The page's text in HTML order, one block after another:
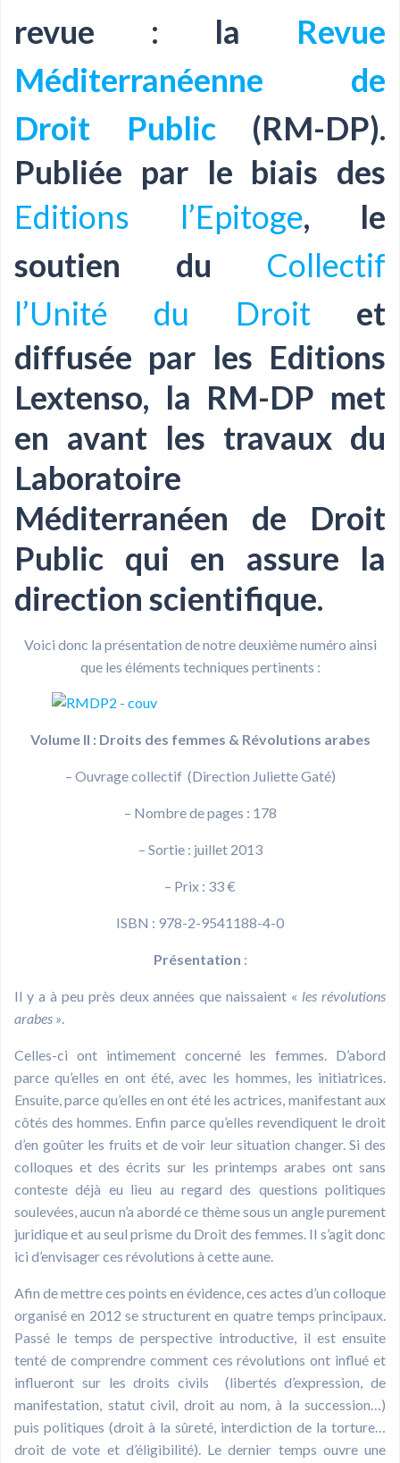
revue : la Revue
Méditerranéenne de
Droit Public(RM-DP).
Publiée par le biais des
Editions l’Epitoge, le
soutien du Collectif
l’Unité du Droitet
diffusée par les Editions
Lextenso, la RM-DP met
en avant les travaux du
Laboratoire
Méditerranéen de Droit
Public qui en assure la
direction scientifique.
Voici donc la présentation de notre deuxième numéro ainsi
que les éléments techniques pertinents :
Volume II : Droits des femmes & Révolutions arabes
– Ouvrage collectif (Direction Juliette Gaté)
– Nombre de pages : 178
– Sortie : juillet 2013
– Prix : 33 €
ISBN : 978-2-9541188-4-0
Présentation :
Il y a à peu près deux années que naissaient « les révolutions
arabes ».
Celles-ci ont intimement concerné les femmes. D’abord
parce qu’elles en ont été, avec les hommes, les initiatrices.
Ensuite, parce qu’elles en ont été les actrices, manifestant aux
côtés des hommes. Enfin parce qu’elles revendiquent le droit
d’en goûter les fruits et de voir leur situation changer. Si des
colloques et des écrits sur les printemps arabes ont sans
conteste déjà eu lieu au regard des questions politiques
soulevées, aucun n’a abordé ce thème sous un angle purement
juridique et au seul prisme du Droit des femmes. Il s’agit donc
ici d’envisager ces révolutions à cette aune.
Afin de mettre ces points en évidence, ces actes d’un colloque
organisé en 2012 se structurent en quatre temps principaux.
Passé le temps de perspective introductive, il est ensuite
tenté de comprendre comment ces révolutions ont influé et
influeront sur les droits civils (libertés d’expression, de
manifestation, statut civil, droit au nom, à la succession…)
puis politiques (droit à la sûreté, interdiction de la torture…
droit de vote et d’éligibilité). Le dernier temps ouvre une